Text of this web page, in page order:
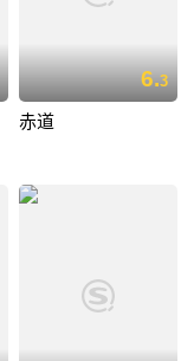
6.3
赤道